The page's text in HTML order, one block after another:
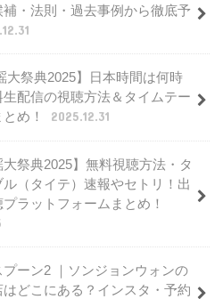
補・法則・過去事例から徹底予
大祭典2025】日本時間は何時
生配信の視聴方法＆タイムテー
め！
2025.12.31
大祭典2025】無料視聴方法・タ
（タイテ）速報やセトリ！出
ラットフォームまとめ！
プーン2 ｜ソンジョンウォンの
どこにある？インスタ・予約